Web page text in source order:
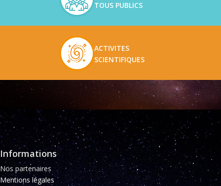
TOUS PUBLICS
ACTIVITES
SCIENTIFIQUES
Informations
Nos partenaires
Mentions légales